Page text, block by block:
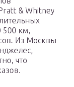
& Whitney
500 км,
Из Москвы
что